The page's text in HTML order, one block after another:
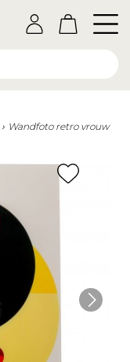
Wandfoto retro vrouw